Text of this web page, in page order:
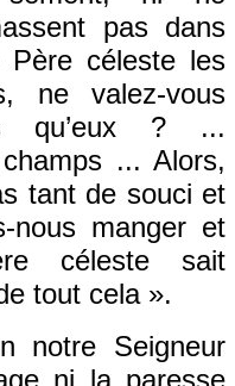
pas dans
céleste les
ne valez-vous
qu’eux ? ...
... Alors,
tant de souci et
nousmanger et
céleste sait
tout cela».
notre Seigneur
ni la paresse